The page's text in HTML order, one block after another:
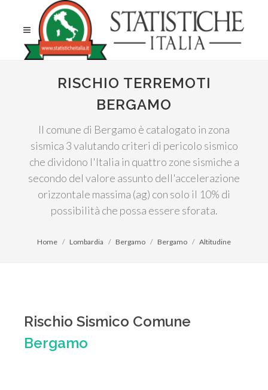
RISCHIO TERREMOTI
BERGAMO
Il comune di Bergamo è catalogato in zona
sismica 3 valutando criteri di pericolo sismico
che dividono l'Italia in quattro zone sismiche a
secondo del valore assunto dell'accelerazione
orizzontale massima (ag) con solo il 10% di
possibilità che possa essere sforata.
Home Lombardia Bergamo Bergamo Altitudine
Rischio Sismico Comune
Bergamo